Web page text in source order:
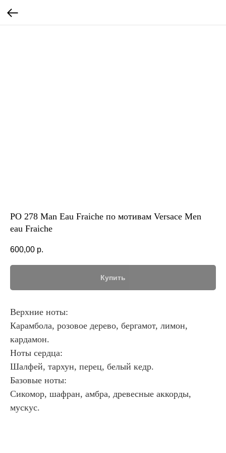
PO 278 Man Eau Fraiche по мотивам Versace Men
eau Fraiche
600,00 р.
Купить
Верхние ноты:
Карамбола, розовое дерево, бергамот, лимон,
кардамон.
Ноты сердца:
Шалфей, тархун, перец, белый кедр.
Базовые ноты:
Сикомор, шафран, амбра, древесные аккорды,
мускус.